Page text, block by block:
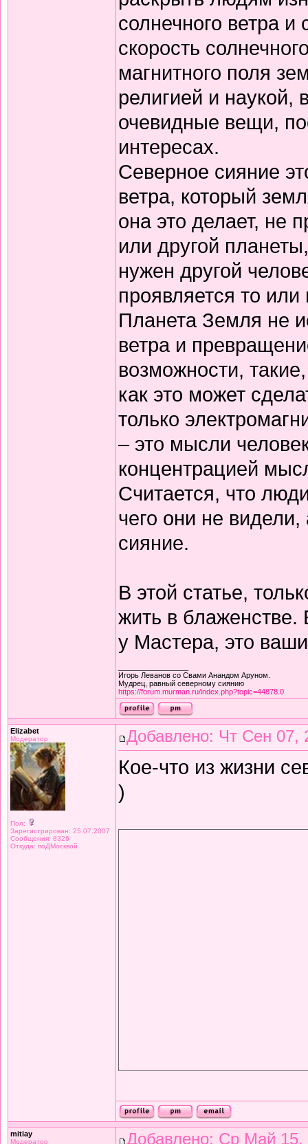
солнечного ветра
скорость
магнитного поля
религией и наукой,
очевидные вещи,
интересах.
Северное сияние
ветра, который
она это делает, не
или другой
нужен другой
проявляется то
Планета Земля не
ветра и
возможности,
как это может
только
– это мысли
концентрацией
Считается, что
чего они не
сияние.
В этой статье,
жить в блаженстве.
у Мастера, это
Игорь Леванов со Свами Анандом Аруном.
Мудрец, равный северному сиянию
https://forum.murman.ru/index.php?topic=44878.0
Elizabet
Модератор
Пол:
Зарегистрирован: 25.07.2007
Сообщения: 8326
Откуда: поДМосквой
Добавлено: Чт Сен 07,
Кое-что из жизни
)
mitiay
Модератор Добавлено: Ср Май 15,